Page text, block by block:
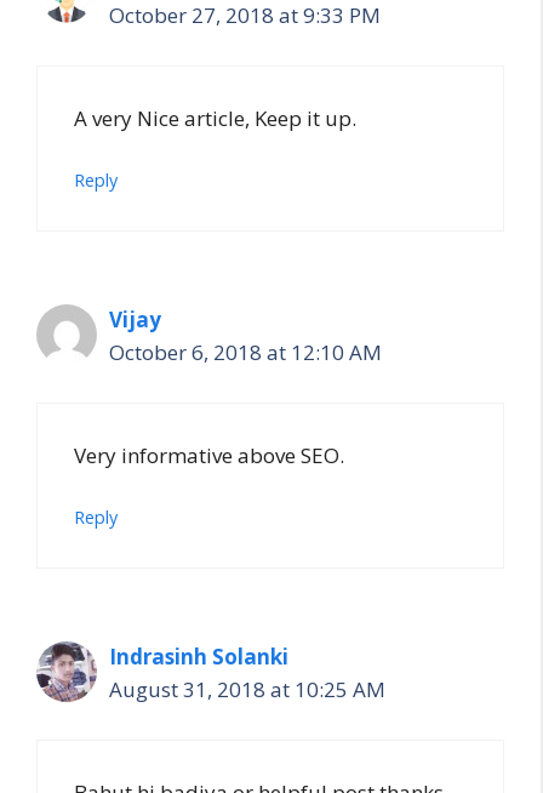
October 27, 2018 at 9:33 PM
A very Nice article, Keep it up.
Reply
Vijay
October 6, 2018 at 12:10 AM
Very informative above SEO.
Reply
Indrasinh Solanki
August 31, 2018 at 10:25 AM